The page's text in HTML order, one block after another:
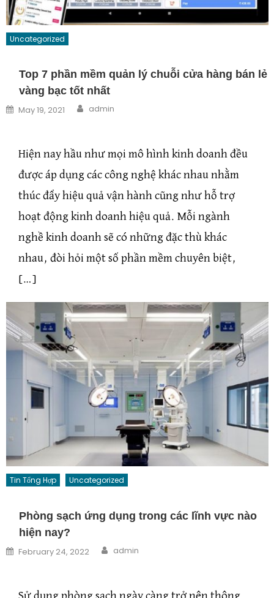
Uncategorized
Top 7 phần mềm quản lý chuỗi cửa hàng bán lẻ
vàng bạc tốt nhất
Posted on
May 19, 2021 Author
admin
Hiện nay hầu như mọi mô hình kinh doanh đều
được áp dụng các công nghệ khác nhau nhằm
thúc đẩy hiệu quả vận hành cũng như hỗ trợ
hoạt động kinh doanh hiệu quả. Mỗi ngành
nghề kinh doanh sẽ có những đặc thù khác
nhau, đòi hỏi một số phần mềm chuyên biệt,
[…]
Tin Tổng Hợp Uncategorized
Phòng sạch ứng dụng trong các lĩnh vực nào
hiện nay?
Posted on
February 24, 2022 Author
admin